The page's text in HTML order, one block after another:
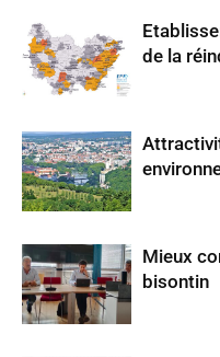
de la
Mieux
bisontin